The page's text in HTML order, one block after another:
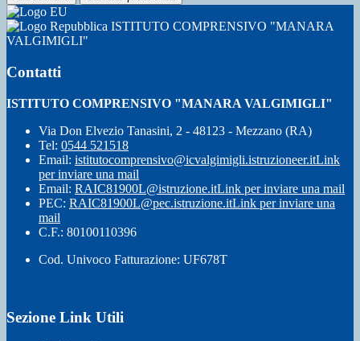
ISTITUTO COMPRENSIVO "MANARA
VALGIMIGLI"
Contatti
ISTITUTO COMPRENSIVO "MANARA VALGIMIGLI"
Via Don Elvezio Tanasini, 2 - 48123 - Mezzano (RA)
Tel: 0544 521518
Email: istitutocomprensivo@icvalgimigli.istruzioneer.itLink
per inviare una mail
Email: RAIC81900L@istruzione.itLink per inviare una mail
PEC: RAIC81900L@pec.istruzione.itLink per inviare una
mail
C.F.: 80100110396
Cod. Univoco Fatturazione: UF678T
Sezione Link Utili